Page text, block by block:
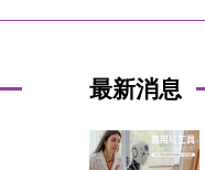
最新消息